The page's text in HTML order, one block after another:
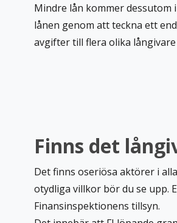
Mindre lån kommer
lånen genom att teckna ett
avgifter till flera olika
Finns det
Det finns oseriösa aktörer i
otydliga villkor bör du se upp.
Finansinspektionens tillsyn.